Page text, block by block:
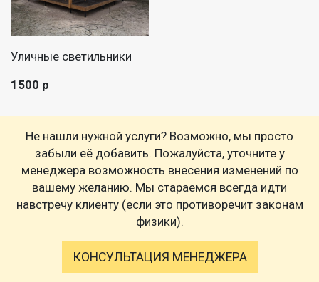
Уличные светильники
1500 р
Не нашли нужной услуги? Возможно, мы просто
забыли её добавить. Пожалуйста, уточните у
менеджера возможность внесения изменений по
вашему желанию. Мы стараемся всегда идти
навстречу клиенту (если это противоречит законам
физики).
КОНСУЛЬТАЦИЯ МЕНЕДЖЕРА